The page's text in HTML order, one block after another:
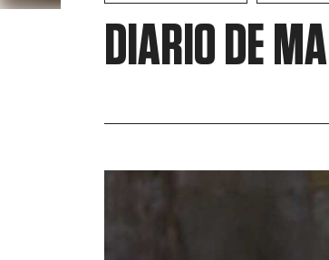
DIARIO DE